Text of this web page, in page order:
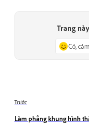
Trang
Có,
Trước
Làm phẳng khung hình